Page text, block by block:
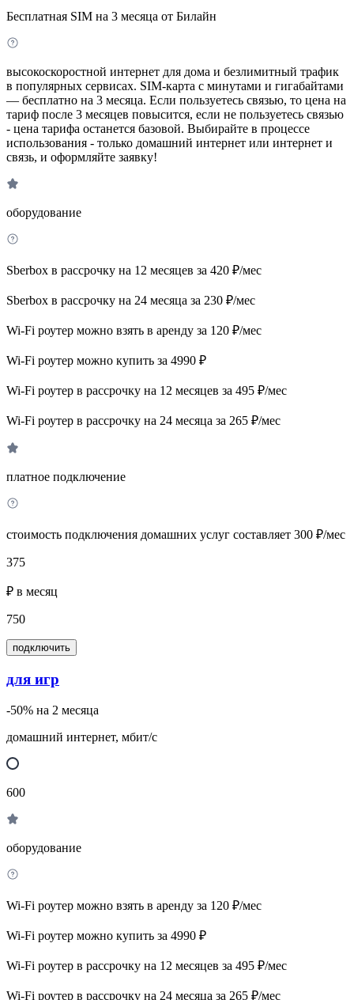
Бесплатная SIM на 3 месяца от Билайн
высокоскоростной интернет для дома и безлимитный трафик
в популярных сервисах. SIM-карта с минутами и гигабайтами
— бесплатно на 3 месяца. Если пользуетесь связью, то цена на
тариф после 3 месяцев повысится, если не пользуетесь связью
- цена тарифа останется базовой. Выбирайте в процессе
использования - только домашний интернет или интернет и
связь, и оформляйте заявку!
оборудование
Sberbox в рассрочку на 12 месяцев за 420 ₽/мес
Sberbox в рассрочку на 24 месяца за 230 ₽/мес
Wi-Fi роутер можно взять в аренду за 120 ₽/мес
Wi-Fi роутер можно купить за 4990 ₽
Wi-Fi роутер в рассрочку на 12 месяцев за 495 ₽/мес
Wi-Fi роутер в рассрочку на 24 месяца за 265 ₽/мес
платное подключение
стоимость подключения домашних услуг составляет 300 ₽/мес
375
₽ в месяц
750
подключить
для игр
-50% на 2 месяца
домашний интернет, мбит/с
600
оборудование
Wi-Fi роутер можно взять в аренду за 120 ₽/мес
Wi-Fi роутер можно купить за 4990 ₽
Wi-Fi роутер в рассрочку на 12 месяцев за 495 ₽/мес
Wi-Fi роутер в рассрочку на 24 месяца за 265 ₽/мес